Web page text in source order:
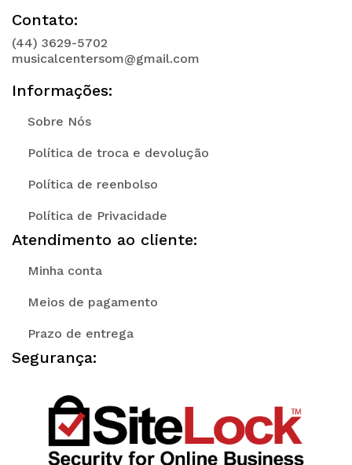
Contato:
(44) 3629-5702
musicalcentersom@gmail.com
Informações:
Sobre Nós
Política de troca e devolução
Política de reenbolso
Política de Privacidade
Atendimento ao cliente:
Minha conta
Meios de pagamento
Prazo de entrega
Segurança: